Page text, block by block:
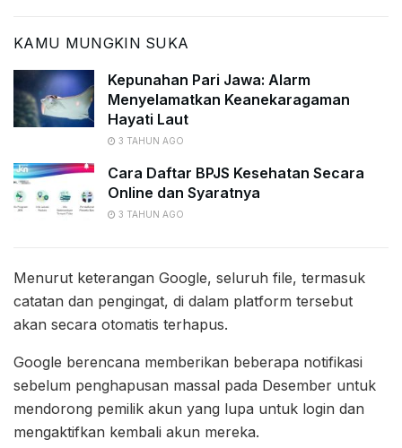
KAMU MUNGKIN SUKA
Kepunahan Pari Jawa: Alarm
Menyelamatkan Keanekaragaman
Hayati Laut
3 TAHUN AGO
Cara Daftar BPJS Kesehatan Secara
Online dan Syaratnya
3 TAHUN AGO
Menurut keterangan Google, seluruh file, termasuk
catatan dan pengingat, di dalam platform tersebut
akan secara otomatis terhapus.
Google berencana memberikan beberapa notifikasi
sebelum penghapusan massal pada Desember untuk
mendorong pemilik akun yang lupa untuk login dan
mengaktifkan kembali akun mereka.